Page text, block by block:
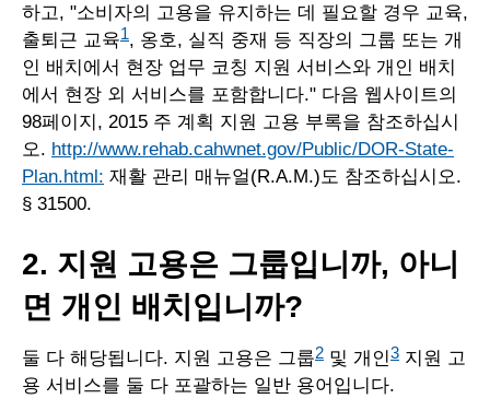
하고, "소비자의 고용을 유지하는 데 필요할 경우 교육,
출퇴근 교육1, 옹호, 실직 중재 등 직장의 그룹 또는 개
인 배치에서 현장 업무 코칭 지원 서비스와 개인 배치
에서 현장 외 서비스를 포함합니다." 다음 웹사이트의
98페이지, 2015 주 계획 지원 고용 부록을 참조하십시
오. http://www.rehab.cahwnet.gov/Public/DOR-State-
Plan.html: 재활 관리 매뉴얼(R.A.M.)도 참조하십시오.
§ 31500.
2. 지원 고용은 그룹입니까, 아니
면 개인 배치입니까?
둘 다 해당됩니다. 지원 고용은 그룹2 및 개인3 지원 고
용 서비스를 둘 다 포괄하는 일반 용어입니다.